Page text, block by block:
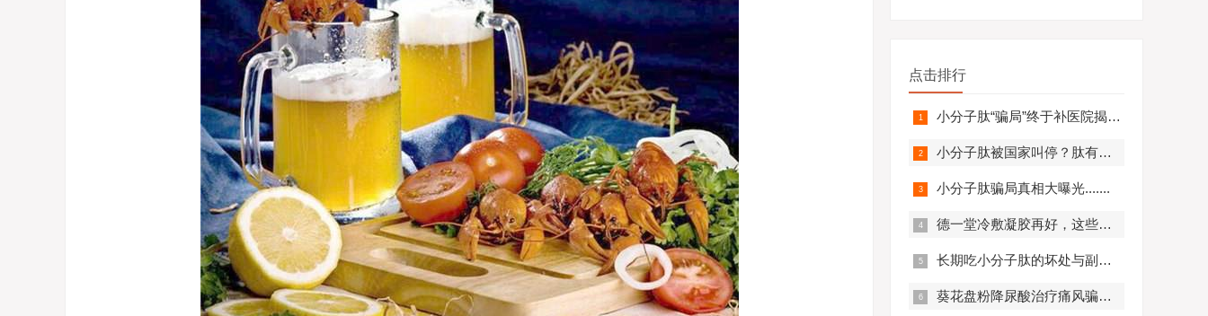
点击排行
小分子肽“骗局”终于补医院揭开，结果太可怕.........
小分子肽被国家叫停？肽有副作用？必看！
小分子肽骗局真相大曝光.......
德一堂冷敷凝胶再好，这些人一定不要用！还有些人必须..........
长期吃小分子肽的坏处与副作用，肽与蛋白质的区别
葵花盘粉降尿酸治疗痛风骗局？真实曝光，赶紧来看！